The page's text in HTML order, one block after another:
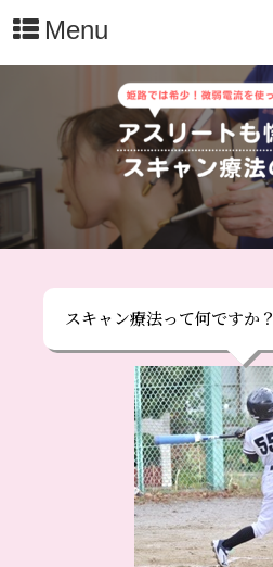
Menu
スキャン療法って何ですか？